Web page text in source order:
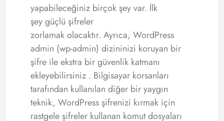
yapabileceğiniz birçok şey var. İlk
şey güçlü şifreler
zorlamak olacaktır. Ayrıca, WordPress
admin (wp-admin) dizininizi koruyan bir
şifre ile ekstra bir güvenlik katmanı
ekleyebilirsiniz . Bilgisayar korsanları
tarafından kullanılan diğer bir yaygın
teknik, WordPress şifrenizi kırmak için
rastgele şifreler kullanan komut dosyaları